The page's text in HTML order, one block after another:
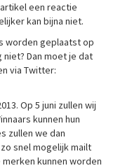
een reactie
kan bijna niet.
worden geplaatst op
niet? Dan moet je dat
via Twitter:
Op 5 juni zullen wij
kunnen hun
zullen we dan
snel mogelijk mailt
kunnen worden